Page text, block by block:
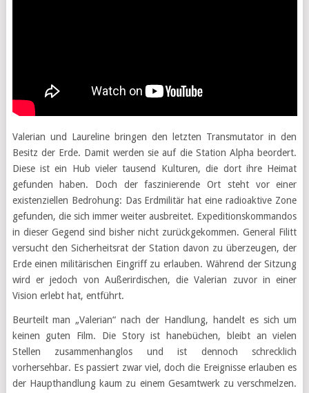
Valerian und Laureline bringen den letzten Transmutator in den
Besitz der Erde. Damit werden sie auf die Station Alpha beordert.
Diese ist ein Hub vieler tausend Kulturen, die dort ihre Heimat
gefunden haben. Doch der faszinierende Ort steht vor einer
existenziellen Bedrohung: Das Erdmilitär hat eine radioaktive Zone
gefunden, die sich immer weiter ausbreitet. Expeditionskommandos
in dieser Gegend sind bisher nicht zurückgekommen. General Filitt
versucht den Sicherheitsrat der Station davon zu überzeugen, der
Erde einen militärischen Eingriff zu erlauben. Während der Sitzung
wird er jedoch von Außerirdischen, die Valerian zuvor in einer
Vision erlebt hat, entführt.
Beurteilt man „Valerian“ nach der Handlung, handelt es sich um
keinen guten Film. Die Story ist hanebüchen, bleibt an vielen
Stellen zusammenhanglos und ist dennoch schrecklich
vorhersehbar. Es passiert zwar viel, doch die Ereignisse erlauben es
der Haupthandlung kaum zu einem Gesamtwerk zu verschmelzen.